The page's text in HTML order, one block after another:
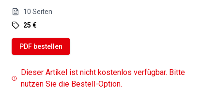
10 Seiten
25 €
PDF bestellen
Dieser Artikel ist nicht kostenlos verfügbar. Bitte
nutzen Sie die Bestell-Option.